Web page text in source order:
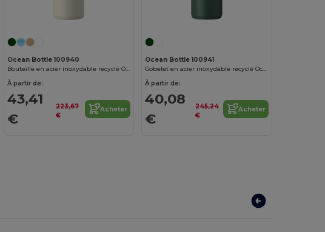
Ocean Bottle 100940
Bouteille en acier inoxydable recyclé Ocean Bottle Peak GO 710 ml
À partir de:
43,41
€
223,67
€
Acheter
Ocean Bottle 100941
Gobelet en acier inoxydable recyclé Ocean Bottle Peak Brew 590 ml
À partir de:
40,08
€
245,24
€
Acheter